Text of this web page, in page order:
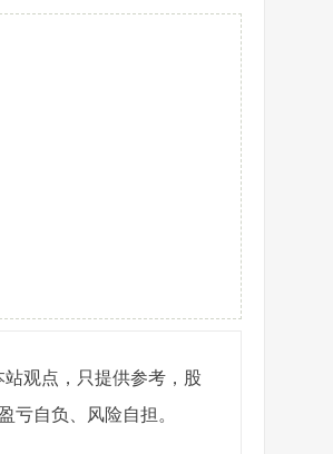
观点，只提供参考，股
亏自负、风险自担。